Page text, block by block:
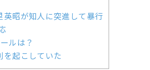
英昭が知人に突進して暴行
ルは？
を起こしていた